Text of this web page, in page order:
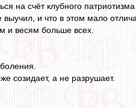
на счёт клубного
и что в этом мало
и весям больше всех.
созидает, а не разрушает.